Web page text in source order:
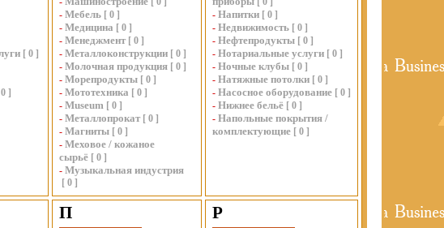
[ 0 ]
0 ]
- Мебель [ 0 ]
- Медицина [ 0 ]
- Менеджмент [ 0 ]
- Металлоконструкции [ 0 ]
- Молочная продукция [ 0 ]
- Морепродукты [ 0 ]
- Мототехника [ 0 ]
- Museum [ 0 ]
- Металлопрокат [ 0 ]
- Магниты [ 0 ]
- Меховое / кожаное
сырьё [ 0 ]
- Музыкальная индустрия
[ 0 ]
- Напитки [ 0 ]
- Недвижимость [ 0 ]
- Нефтепродукты [ 0 ]
- Нотариальные услуги [ 0 ]
- Ночные клубы [ 0 ]
- Натяжные потолки [ 0 ]
- Насосное оборудование [ 0 ]
- Нижнее бельё [ 0 ]
- Напольные покрытия /
комплектующие [ 0 ]
П Р